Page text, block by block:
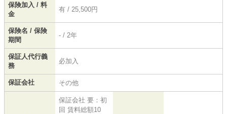
保険加入 / 料
金
有 / 25,500円
保険名 / 保険
期間
- / 2年
保証人代行義
務
必加入
保証会社 その他
保証会社 要：初
回 賃料総額10